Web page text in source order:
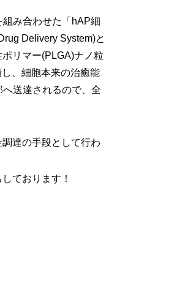
み合わせた「hAP細
Delivery System)と
リマー(PLGA)ナノ粒
、細胞本来の治癒能
送達されるので、全
達の手段として行わ
ております！